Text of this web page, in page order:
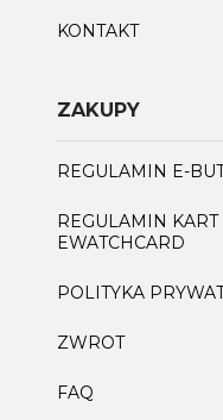
KONTAKT
ZAKUPY
REGULAMIN E-
REGULAMIN
EWATCHCARD
POLITYKA
ZWROT
FAQ